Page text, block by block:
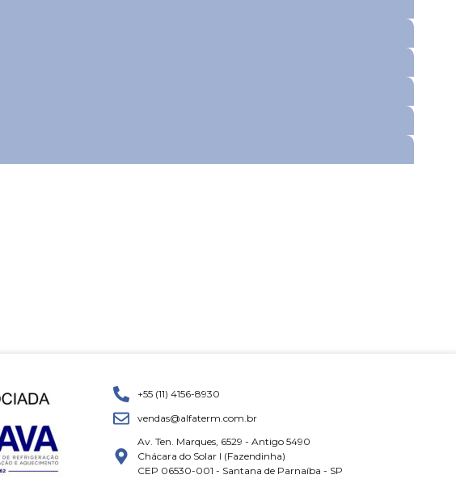
+55 (11) 4156-8930
vendas@alfaterm.com.br
Av. Ten. Marques, 6529 - Antigo 5490
Chácara do Solar I (Fazendinha)
CEP 06530-001 - Santana de Parnaíba - SP